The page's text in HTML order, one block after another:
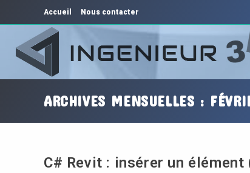
Accueil Nous contacter
ARCHIVES MENSUELLES :
C# Revit : insérer un élément